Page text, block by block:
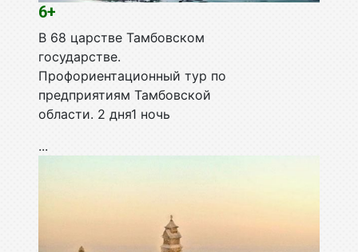
6+
В 68 царстве Тамбовском
государстве.
Профориентационный тур по
предприятиям Тамбовской
области. 2 дня1 ночь
...